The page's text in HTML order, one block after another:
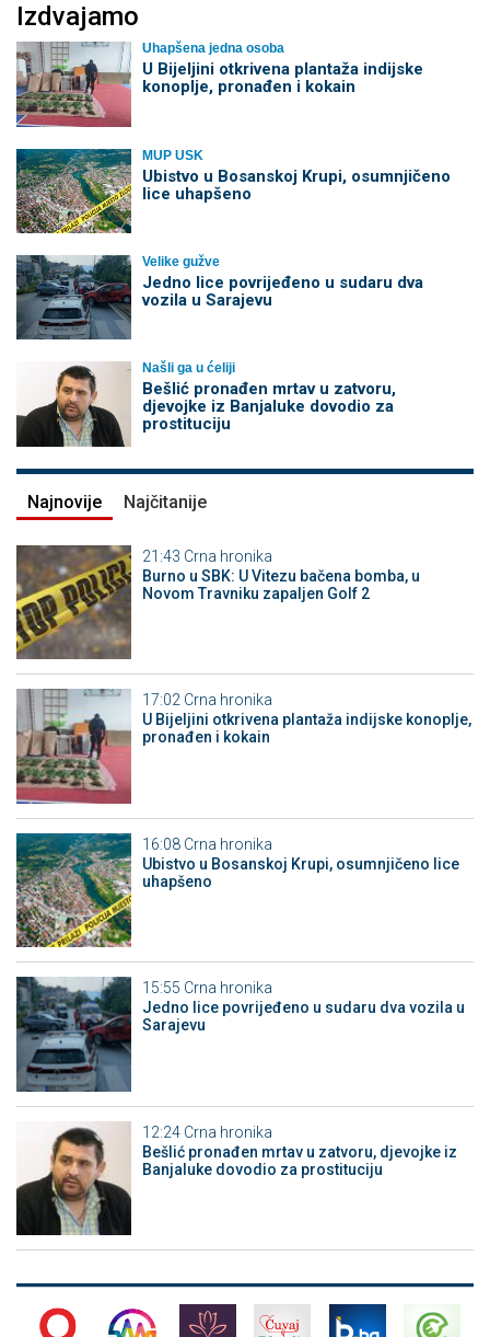
Izdvajamo
Uhapšena jedna osoba
​U Bijeljini otkrivena plantaža indijske
konoplje, pronađen i kokain
MUP USK
Ubistvo u Bosanskoj Krupi, osumnjičeno
lice uhapšeno
Velike gužve
Јedno lice povrijeđeno u sudaru dva
vozila u Sarajevu
Našli ga u ćeliji
Bešlić pronađen mrtav u zatvoru,
djevojke iz Banjaluke dovodio za
prostituciju
Najnovije Najčitanije
21:43 Crna hronika
Burno u SBK: U Vitezu bačena bomba, u
Novom Travniku zapaljen Golf 2
17:02 Crna hronika
​U Bijeljini otkrivena plantaža indijske konoplje,
pronađen i kokain
16:08 Crna hronika
Ubistvo u Bosanskoj Krupi, osumnjičeno lice
uhapšeno
15:55 Crna hronika
Јedno lice povrijeđeno u sudaru dva vozila u
Sarajevu
12:24 Crna hronika
Bešlić pronađen mrtav u zatvoru, djevojke iz
Banjaluke dovodio za prostituciju